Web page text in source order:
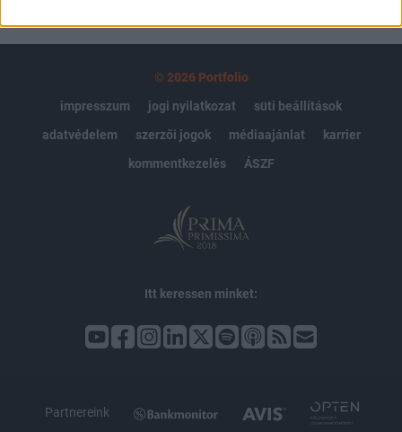
© 2026 Portfolio
impresszum
jogi nyilatkozat
süti beállítások
adatvédelem
szerzői jogok médiaajánlat
karrier
kommentkezelés
ÁSZF
Itt keressen minket:
Partnereink